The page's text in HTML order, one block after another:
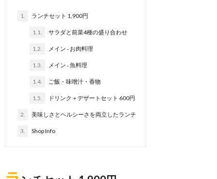
1. ランチセット 1,900円
1.1. サラダと前菜4種の盛り合わせ
1.2. メイン ‐ お肉料理
1.3. メイン ‐ 魚料理
1.4. ご飯・味噌汁・香物
1.5. ドリンク＋デザートセット 600円
2. 美味しさとヘルシーさを両立したランチ
3. Shop Info